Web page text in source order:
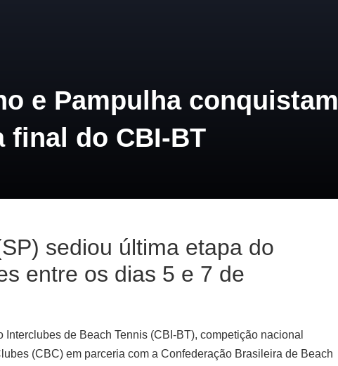
e Pampulha conquistam
final do CBI-BT
sediou última etapa do
entre os dias 5 e 7 de
de Beach Tennis (CBI-BT), competição nacional
(CBC) em parceria com a Confederação Brasileira de Beach